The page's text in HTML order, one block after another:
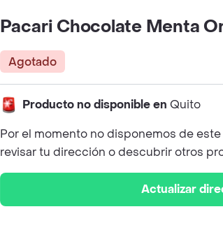
Pacari Chocolate Menta
Agotado
Producto no disponible en Quito
Por el momento no disponemos de
revisar tu dirección o descubrir otros
Actualizar